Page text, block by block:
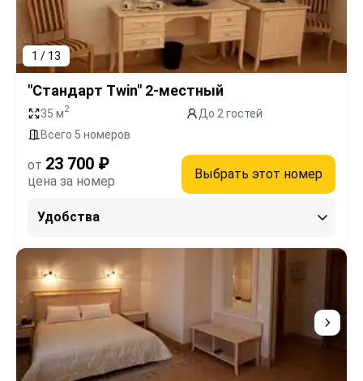
1 / 13
"Стандарт Twin" 2-местный
35 м2
До 2 гостей
Всего 5 номеров
от 23 700 ₽
цена за номер Выбрать этот номер
Удобства